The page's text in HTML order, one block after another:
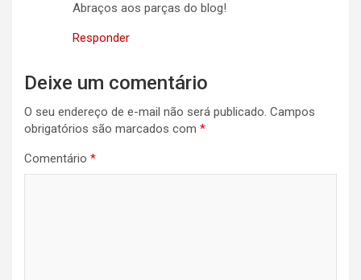
Abraços aos parças do blog!
Responder
Deixe um comentário
O seu endereço de e-mail não será publicado. Campos
obrigatórios são marcados com *
Comentário *